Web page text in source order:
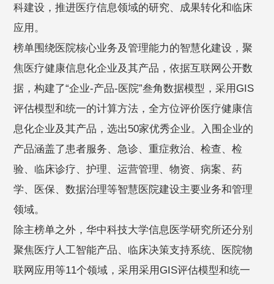
科建设，推进医疗信息领域的研究、成果转化和临床
应用。
榜单围绕医院核心业务及管理能力的智慧化建设，聚
焦医疗健康信息化企业及其产品，依据互联网公开数
据，构建了“企业-产品-医院”叁角数据模型，采用GIS
评估模型和统一的计算方法，全方位评价医疗健康信
息化企业及其产品，选出50家优秀企业。入围企业的
产品涵盖了患者服务、急诊、重症救治、检查、检
验、临床诊疗、护理、运营管理、物资、病案、药
学、医保、数据治理等智慧医院建设主要业务和管理
领域。
除主榜单之外，华中科技大学信息医学研究所还分别
聚焦医疗人工智能产品、临床决策支持系统、医院物
联网应用等11个领域，采用采用GIS评估模型和统一